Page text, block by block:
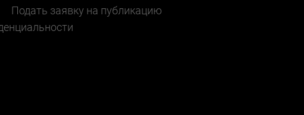
Подать заявку на публикацию